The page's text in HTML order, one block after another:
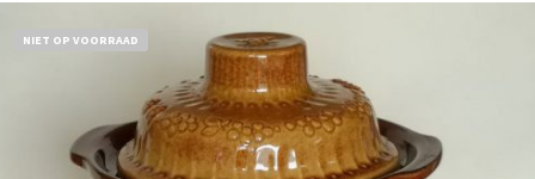
NIET OP VOORRAAD